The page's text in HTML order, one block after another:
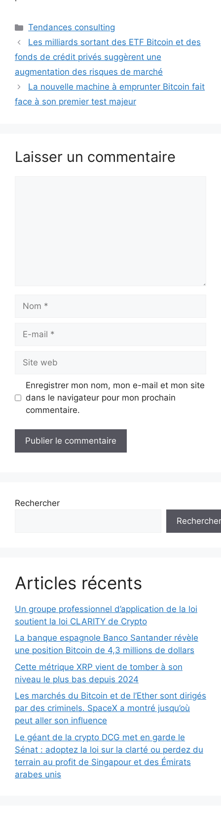
Catégories
Tendances consulting
Les milliards sortant des ETF Bitcoin et des
fonds de crédit privés suggèrent une
augmentation des risques de marché
La nouvelle machine à emprunter Bitcoin fait
face à son premier test majeur
Laisser un commentaire
Nom
Site
web
Enregistrer mon nom, mon e-mail et mon site
dans le navigateur pour mon prochain
commentaire.
Rechercher
Rechercher
Articles récents
Un groupe professionnel d’application de la loi
soutient la loi CLARITY de Crypto
La banque espagnole Banco Santander révèle
une position Bitcoin de 4,3 millions de dollars
Cette métrique XRP vient de tomber à son
niveau le plus bas depuis 2024
Les marchés du Bitcoin et de l’Ether sont dirigés
par des criminels. SpaceX a montré jusqu’où
peut aller son influence
Le géant de la crypto DCG met en garde le
Sénat : adoptez la loi sur la clarté ou perdez du
terrain au profit de Singapour et des Émirats
arabes unis